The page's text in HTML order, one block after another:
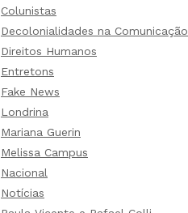
Colunistas
Decolonialidades na Comunicação
Direitos Humanos
Entretons
Fake News
Londrina
Mariana Guerin
Melissa Campus
Nacional
Notícias